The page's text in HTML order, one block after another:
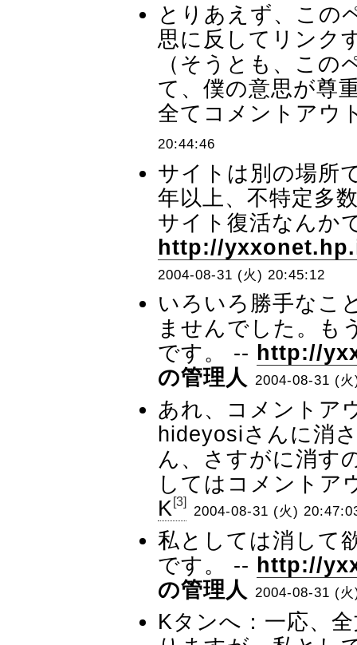
とりあえず、この
思に反してリンク
（そうとも、こ
て、僕の意思が尊
全てコメントアウ
20:44:46
サイトは別の場所
年以上、不特定多
サイト復活なんか
http://
2004-08-31 (火) 20:45:12
いろいろ勝手なこ
ませんでした。も
です。 -- http://
の管理人 2004-08-31 (
あれ、コメントア
hideyosiさんに消
ん、さすがに消す
してはコメントア
K[3]
2004-08-31 (火)
私としては消して
です。 -- http://
の管理人
2004-08-31 (
Kタンへ：一応、